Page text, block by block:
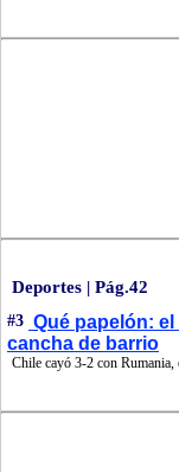
Deportes | Pág.42
#3 Qué papelón:
cancha de barrio
Chile cayó 3-2 con Rumania,